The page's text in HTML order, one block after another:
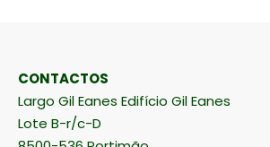
CONTACTOS
Largo Gil Eanes Edifício Gil Eanes
Lote B-r/c-D